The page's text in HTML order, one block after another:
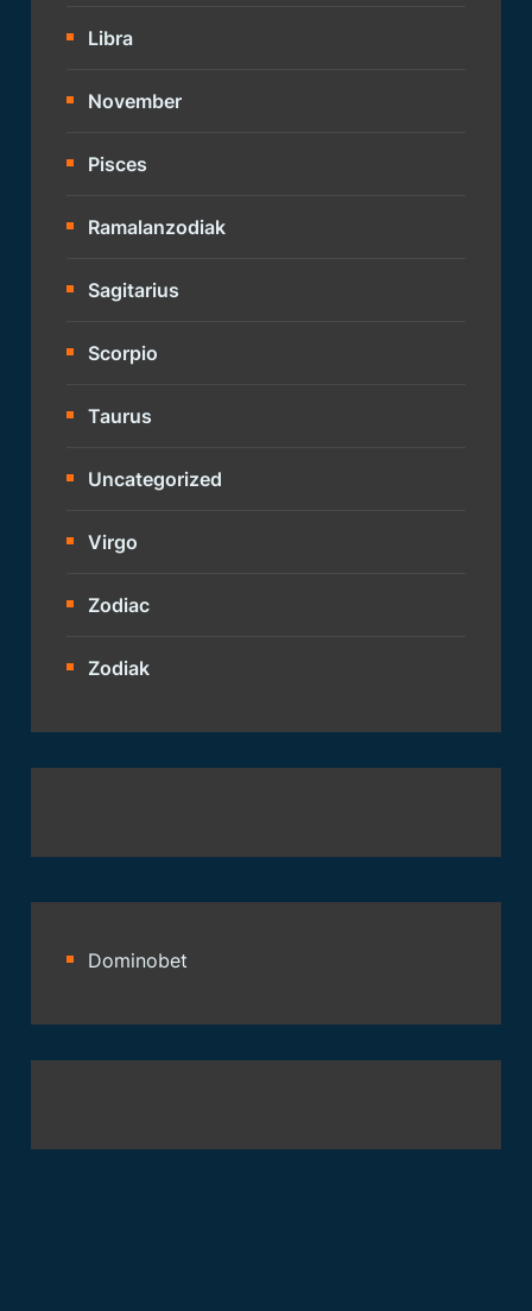
Libra
November
Pisces
Ramalanzodiak
Sagitarius
Scorpio
Taurus
Uncategorized
Virgo
Zodiac
Zodiak
Dominobet